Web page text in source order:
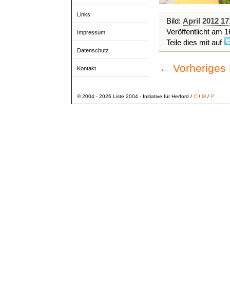
Links
Impressum
Datenschutz
Kontakt
Bild: April 2012
Veröffentlicht am
Teile dies mit auf
← Vorheriges
© 2004 - 2026 Liste 2004 - Initiative für Herford / C/ M/ P